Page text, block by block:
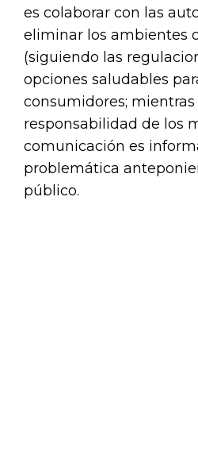
es colaborar con las
eliminar los ambientes
(siguiendo las
opciones saludables
consumidores; mientras
responsabilidad de los
comunicación es
problemática
público.